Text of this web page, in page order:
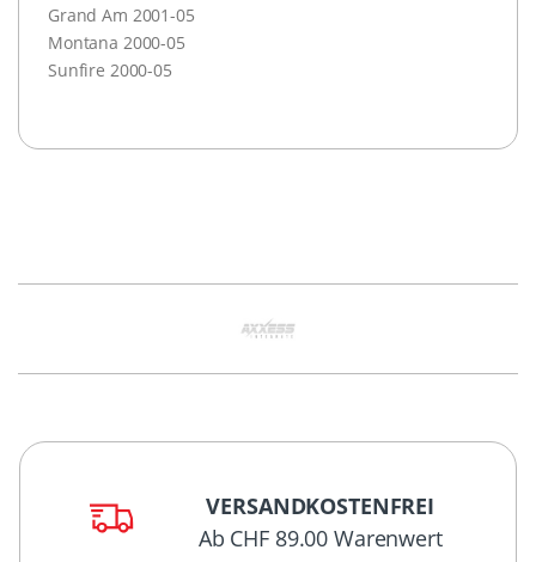
Grand Am 2001-05
Montana 2000-05
Sunfire 2000-05
VERSANDKOSTENFREI
Ab CHF 89.00 Warenwert